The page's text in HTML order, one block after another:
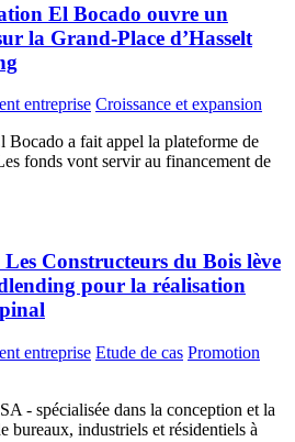
El Bocado ouvre un
la Grand-Place d’Hasselt
entreprise Croissance et expansion
Bocado a fait appel la plateforme de
fonds vont servir au financement de
Constructeurs du Bois lève
pour la réalisation
entreprise Etude de cas Promotion
- spécialisée dans la conception et la
bureaux, industriels et résidentiels à